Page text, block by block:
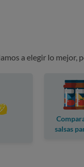
a elegir lo
salsas